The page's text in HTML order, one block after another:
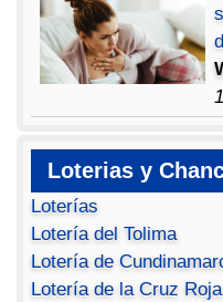
Loterias y
Loterías
Lotería del Tolima
Lotería de
Lotería de la Cruz Roja